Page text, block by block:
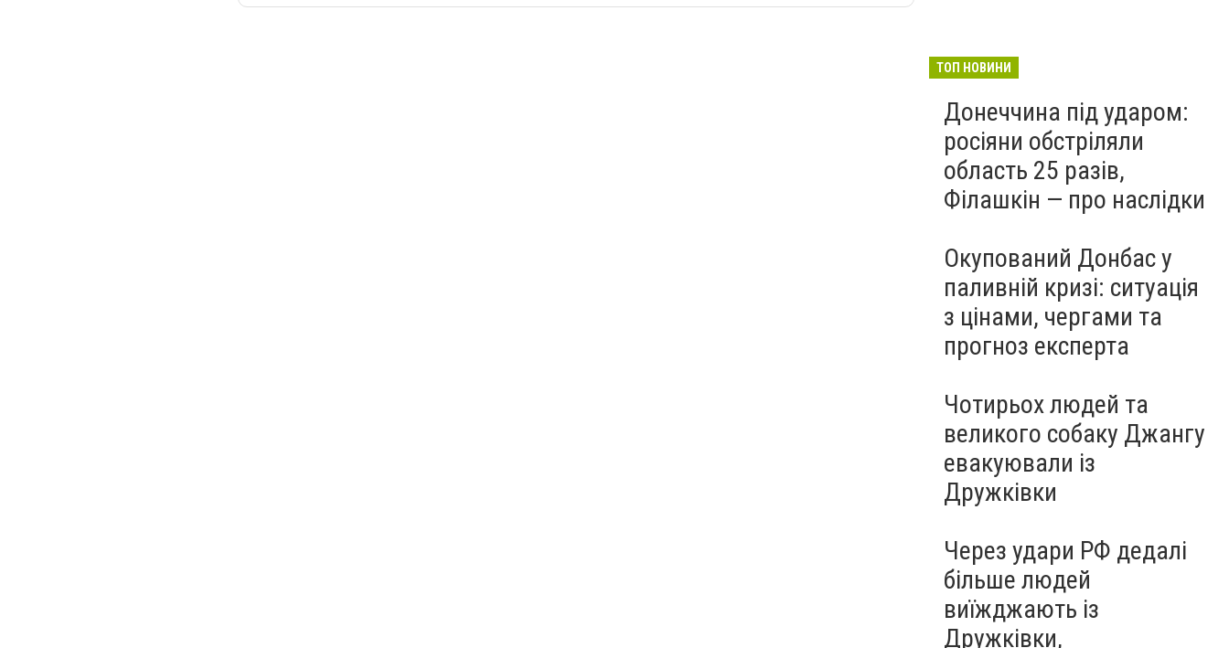
ТОП НОВИНИ
Донеччина під ударом:
росіяни обстріляли
область 25 разів,
Філашкін — про наслідки
Окупований Донбас у
паливній кризі: ситуація
з цінами, чергами та
прогноз експерта
Чотирьох людей та
великого собаку Джангу
евакуювали із
Дружківки
Через удари РФ дедалі
більше людей
виїжджають із
Дружківки,